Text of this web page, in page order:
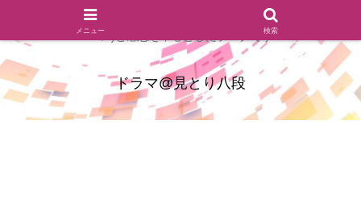
ドラマのシーンとセリフを切り取ったあらすじレビュー(復習ネタ
バレ)と感想を中心としたブログです
ドラマ@見とり八段
メニュー 検索